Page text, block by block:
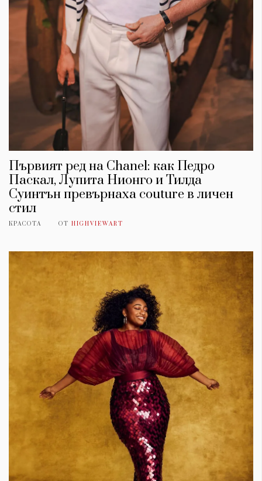
Първият ред на Chanel: как Педро
Паскал, Лупита Нионго и Тилда
Суинтън превърнаха couture в личен
стил
КРАСОТА ОТ HIGHVIEWART